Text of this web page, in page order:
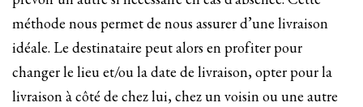
méthode nous permet de nous assurer d’une livraison
idéale. Le destinataire peut alors en profiter pour
changer le lieu et/ou la date de livraison, opter pour la
livraison à côté de chez lui, chez un voisin ou une autre